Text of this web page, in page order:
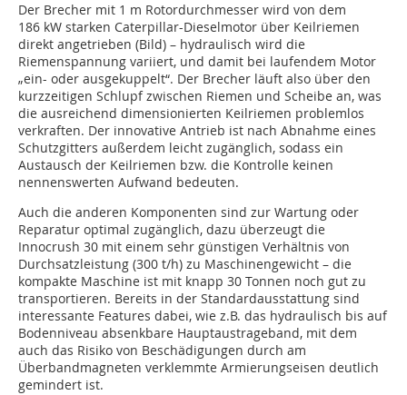
Der Brecher mit 1 m Rotordurchmesser wird von dem
186 kW starken Caterpillar-Dieselmotor über Keilriemen
direkt angetrieben (Bild) – hydraulisch wird die
Riemenspannung variiert, und damit bei laufendem Motor
„ein- oder ausgekuppelt“. Der Brecher läuft also über den
kurzzeitigen Schlupf zwischen Riemen und Scheibe an, was
die ausreichend dimensionierten Keilriemen problemlos
verkraften. Der innovative Antrieb ist nach Abnahme eines
Schutzgitters außerdem leicht zugänglich, sodass ein
Austausch der Keilriemen bzw. die Kontrolle keinen
nennenswerten Aufwand bedeuten.
Auch die anderen Komponenten sind zur Wartung oder
Reparatur optimal zugänglich, dazu überzeugt die
Innocrush 30 mit einem sehr günstigen Verhältnis von
Durchsatzleistung (300 t/h) zu Maschinengewicht – die
kompakte Maschine ist mit knapp 30 Tonnen noch gut zu
transportieren. Bereits in der Standardausstattung sind
interessante Features dabei, wie z.B. das hydraulisch bis auf
Bodenniveau absenkbare Hauptaustrageband, mit dem
auch das Risiko von Beschädigungen durch am
Überbandmagneten verklemmte Armierungseisen deutlich
gemindert ist.